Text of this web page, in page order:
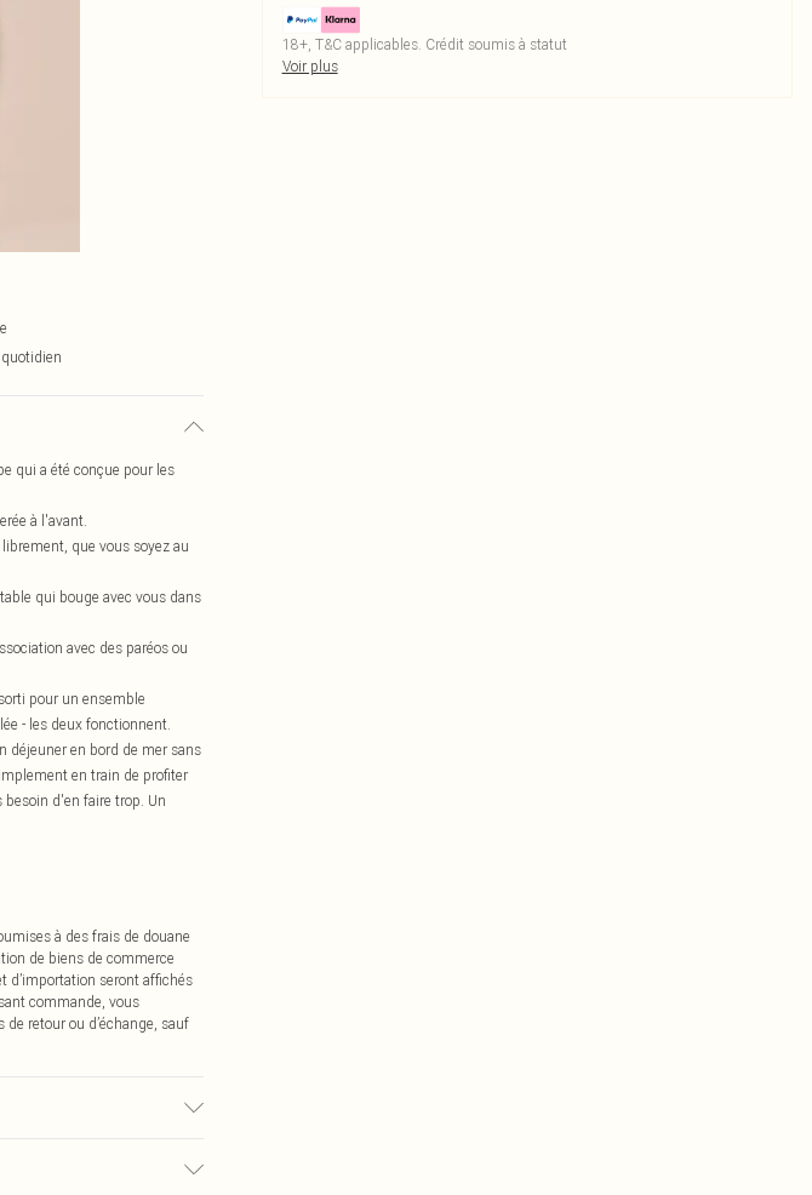
qui a été conçue pour les
à l'avant.
que vous soyez au
qui bouge avec vous dans
avec des paréos ou
pour un ensemble
- les deux fonctionnent.
déjeuner en bord de mer sans
en train de profiter
d'en faire trop. Un
à des frais de douane
de biens de commerce
d’importation seront affichés
commande, vous
retour ou d’échange, sauf
18+, T&C applicables. Crédit soumis à statut
Voir plus